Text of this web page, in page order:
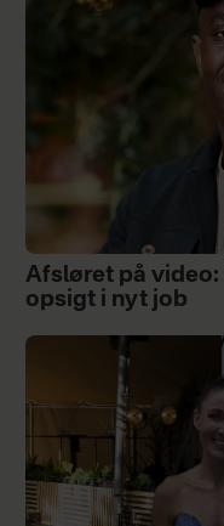
Afsløret på
opsigt i nyt job